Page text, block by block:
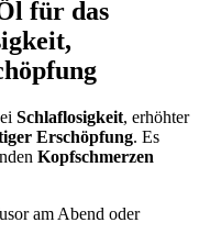
für das
,
Schlaflosigkeit, erhöhter
Erschöpfung. Es
Kopfschmerzen
am Abend oder